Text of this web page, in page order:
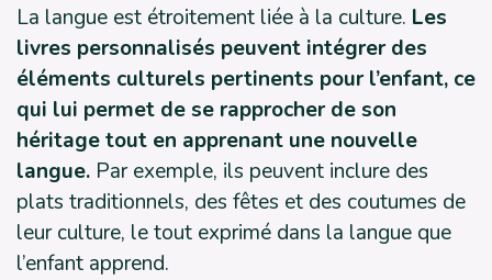
La langue est étroitement liée à la culture. Les
livres personnalisés peuvent intégrer des
éléments culturels pertinents pour l’enfant, ce
qui lui permet de se rapprocher de son
héritage tout en apprenant une nouvelle
langue. Par exemple, ils peuvent inclure des
plats traditionnels, des fêtes et des coutumes de
leur culture, le tout exprimé dans la langue que
l’enfant apprend.